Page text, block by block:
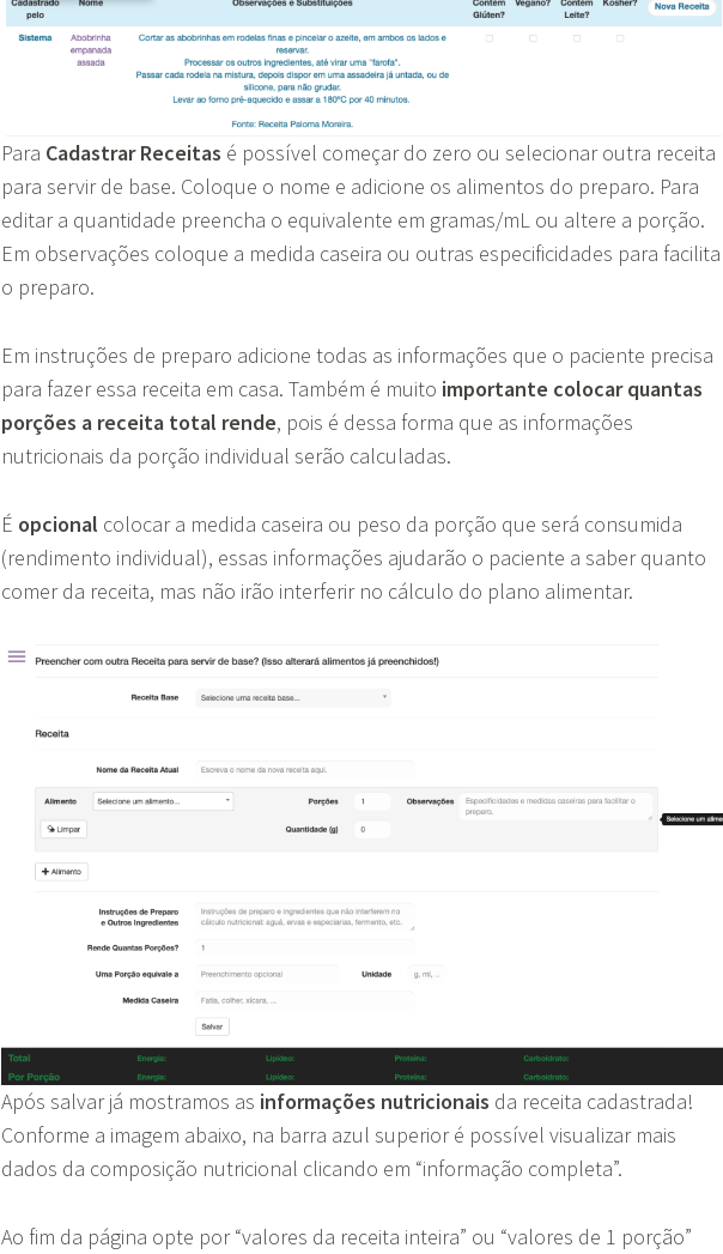
Para Cadastrar Receitas é possível começar do zero ou selecionar outra receita
para servir de base. Coloque o nome e adicione os alimentos do preparo. Para
editar a quantidade preencha o equivalente em gramas/mL ou altere a porção.
Em observações coloque a medida caseira ou outras especificidades para
o preparo.
Em instruções de preparo adicione todas as informações que o paciente precisa
para fazer essa receita em casa. Também é muito importante colocar quantas
porções a receita total rende, pois é dessa forma que as informações
nutricionais da porção individual serão calculadas.
É opcional colocar a medida caseira ou peso da porção que será consumida
(rendimento individual), essas informações ajudarão o paciente a saber quanto
comer da receita, mas não irão interferir no cálculo do plano alimentar.
Após salvar já mostramos as informações nutricionais da receita cadastrada!
Conforme a imagem abaixo, na barra azul superior é possível visualizar mais
dados da composição nutricional clicando em “informação completa”.
Ao fim da página opte por “valores da receita inteira” ou “valores de 1 porção”